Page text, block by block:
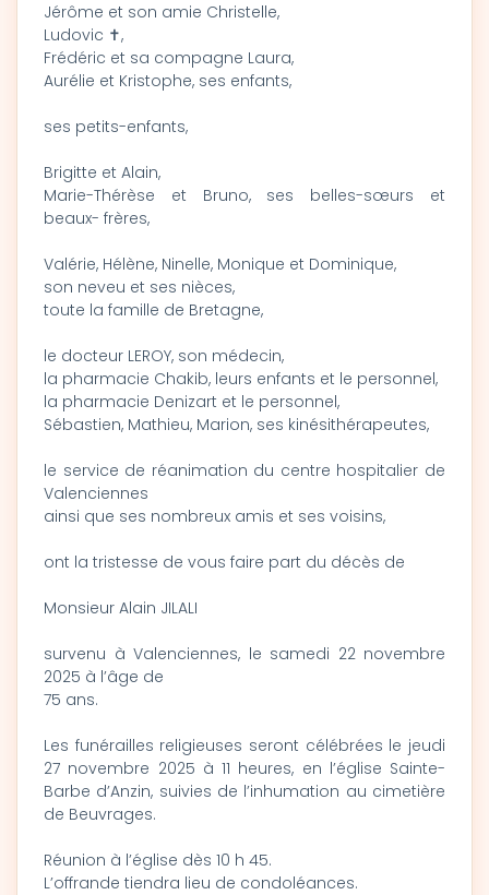
Jérôme et son amie Christelle,
Ludovic ✝,
Frédéric et sa compagne Laura,
Aurélie et Kristophe, ses enfants,
ses petits-enfants,
Brigitte et Alain,
Marie-Thérèse et Bruno, ses belles-sœurs et
beaux- frères,
Valérie, Hélène, Ninelle, Monique et Dominique,
son neveu et ses nièces,
toute la famille de Bretagne,
le docteur LEROY, son médecin,
la pharmacie Chakib, leurs enfants et le personnel,
la pharmacie Denizart et le personnel,
Sébastien, Mathieu, Marion, ses kinésithérapeutes,
le service de réanimation du centre hospitalier de
Valenciennes
ainsi que ses nombreux amis et ses voisins,
ont la tristesse de vous faire part du décès de
Monsieur Alain JILALI
survenu à Valenciennes, le samedi 22 novembre
2025 à l’âge de
75 ans.
Les funérailles religieuses seront célébrées le jeudi
27 novembre 2025 à 11 heures, en l’église Sainte-
Barbe d’Anzin, suivies de l’inhumation au cimetière
de Beuvrages.
Réunion à l’église dès 10 h 45.
L’offrande tiendra lieu de condoléances.